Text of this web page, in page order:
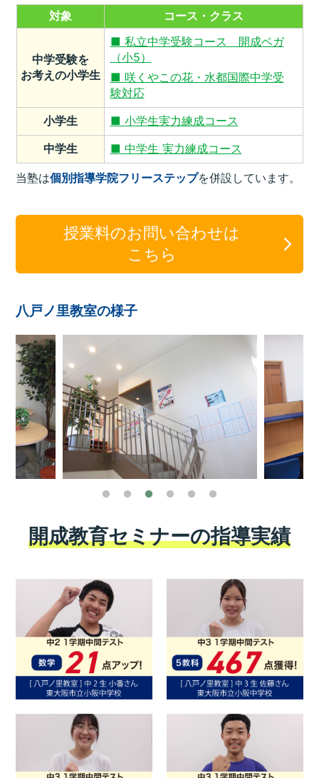
対象 コース・クラス
中学受験を
お考えの小学生
■ 私立中学受験コース 開成ベガ
（小5）
■ 咲くやこの花・水都国際中学受
験対応
小学生
■ 小学生実力練成コース
中学生
■ 中学生 実力練成コース
当塾は個別指導学院フリーステップを併設しています。
授業料のお問い合わせは
こちら
八戸ノ里教室の様子
開成教育セミナーの指導実績